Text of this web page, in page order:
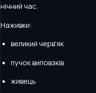
нічний час.
Наживки:
великий черв'як
пучок виповзків
живець